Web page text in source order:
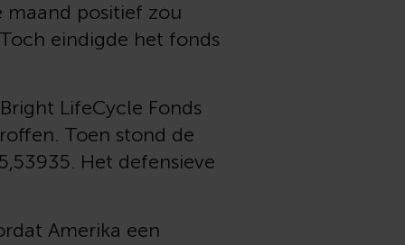
maand positief zou
eindigde het fonds
LifeCycle Fonds
Toen stond de
Het defensieve
Amerika een